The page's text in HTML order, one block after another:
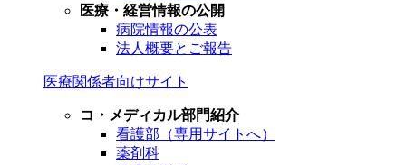
医療・経営情報の公開
病院情報の公表
法人概要とご報告
医療関係者向けサイト
コ・メディカル部門紹介
看護部（専用サイトへ）
薬剤科